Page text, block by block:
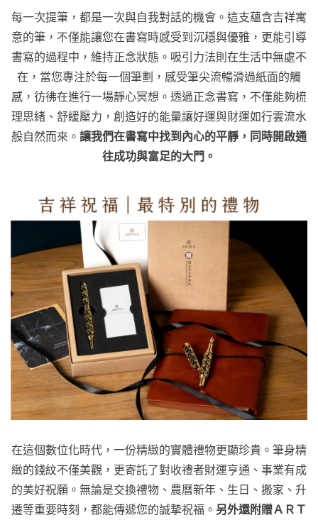
每一次提筆，都是一次與自我對話的機會。這支蘊含吉祥寓
意的筆，不僅能讓您在書寫時感受到沉穩與優雅，更能引導
書寫的過程中，維持正念狀態。吸引力法則在生活中無處不
在，當您專注於每一個筆劃，感受筆尖流暢滑過紙面的觸
感，彷彿在進行一場靜心冥想。透過正念書寫，不僅能夠梳
理思緒、舒緩壓力，創造好的能量讓好運與財運如行雲流水
般自然而來。 讓我們在書寫中找到內心的平靜，同時開啟通
往成功與富足的大門。
在這個數位化時代，一份精緻的實體禮物更顯珍貴。筆身精
緻的錢紋不僅美觀，更寄託了對收禮者財運亨通、事業有成
的美好祝願。 無論是交換禮物、農曆新年、生日、搬家、升
遷等重要時刻，都能傳遞您的誠摯祝福。 另外還附贈ＡＲＴ